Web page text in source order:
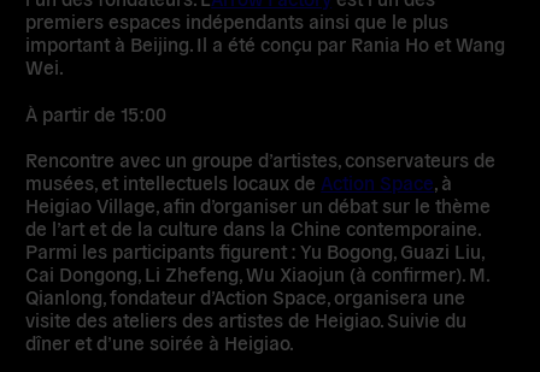
premiers espaces indépendants ainsi que le plus
important à Beijing. Il a été conçu par Rania Ho et Wang
Wei.
À partir de 15:00
Rencontre avec un groupe d’artistes, conservateurs de
musées, et intellectuels locaux de Action Space , à
Heigiao Village, afin d’organiser un débat sur le thème
de l’art et de la culture dans la Chine contemporaine.
Parmi les participants figurent : Yu Bogong, Guazi Liu,
Cai Dongong, Li Zhefeng, Wu Xiaojun (à confirmer). M.
Qianlong, fondateur d’Action Space, organisera une
visite des ateliers des artistes de Heigiao. Suivie du
dîner et d’une soirée à Heigiao.